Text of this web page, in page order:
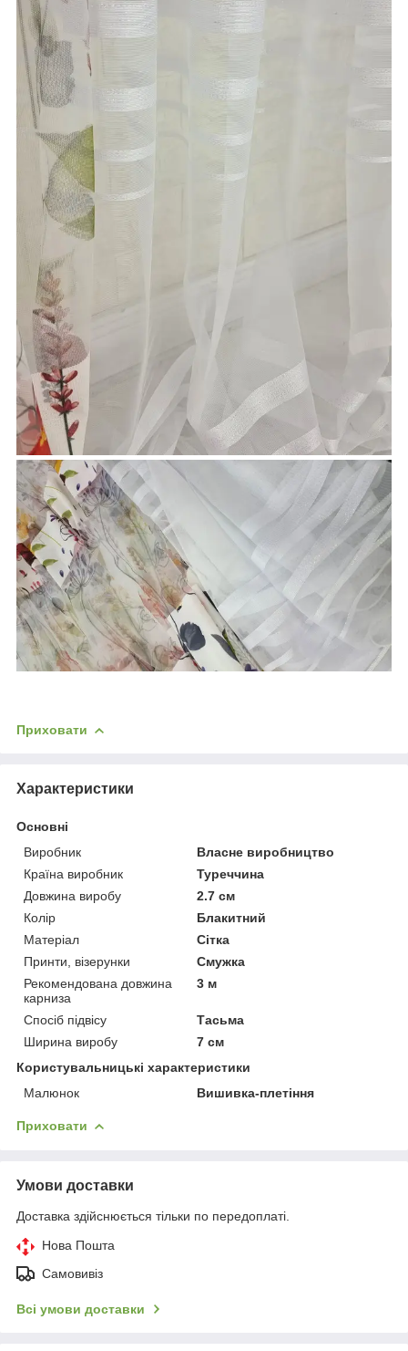
Приховати
Характеристики
Основні
Виробник
Власне виробництво
Країна виробник
Туреччина
Довжина виробу
2.7 см
Колір
Блакитний
Матеріал
Сітка
Принти, візерунки
Смужка
Рекомендована довжина
карниза
3 м
Спосіб підвісу
Тасьма
Ширина виробу
7 см
Користувальницькі характеристики
Малюнок
Вишивка-плетіння
Приховати
Умови доставки
Доставка здійснюється тільки по передоплаті.
Нова Пошта
Самовивіз
Всі умови доставки